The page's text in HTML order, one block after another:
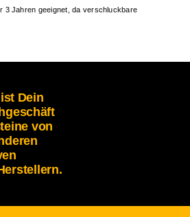
3 Jahren geeignet, da verschluckbare
Dein
von